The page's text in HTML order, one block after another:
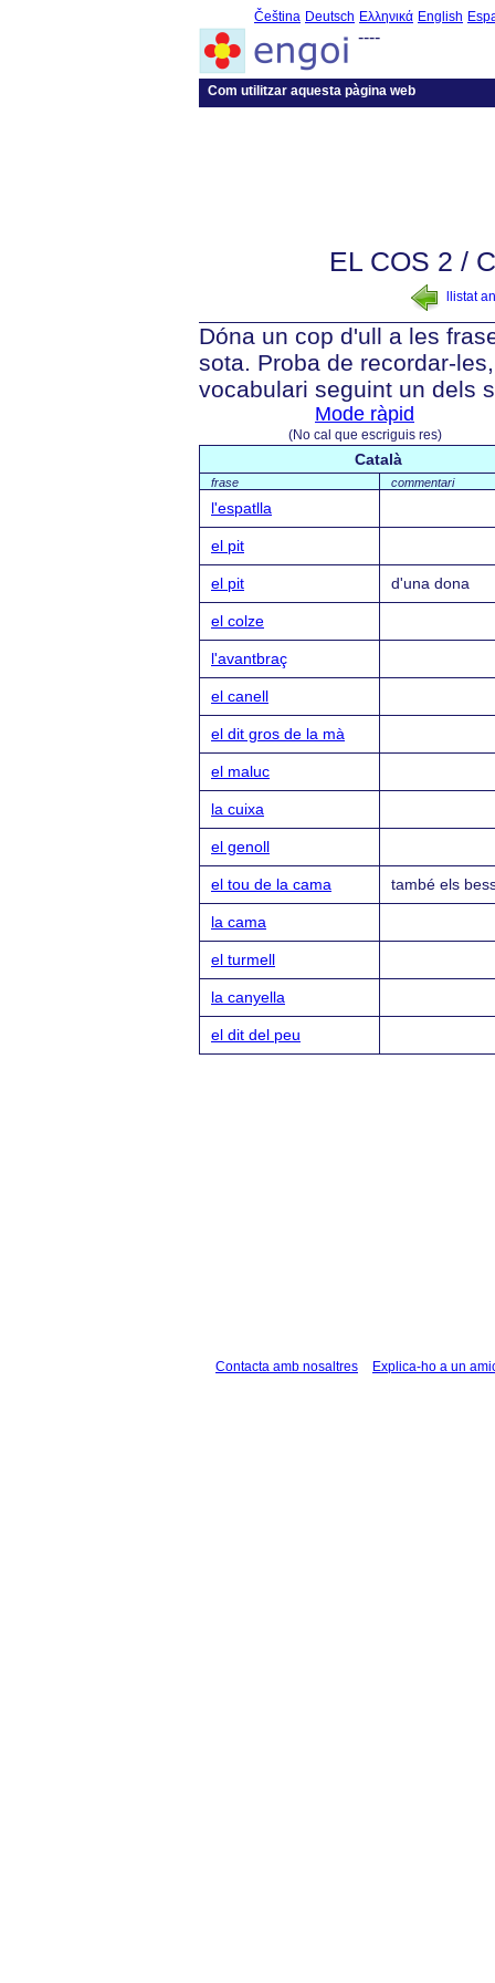
Čeština Deutsch Ελληνικά English
----
Com utilitzar aquesta pàgina web
EL COS 2 /
llistat
Dóna un cop d'ull a les
sota. Proba de recordar-
vocabulari seguint un dels
Mode ràpid
(No cal que escriguis res)
Català
frase commentari
l'espatlla
el pit
el pit d'una dona
el colze
l'avantbraç
el canell
el dit gros de la mà
el maluc
la cuixa
el genoll
el tou de la cama també els
la cama
el turmell
la canyella
el dit del peu
Contacta amb nosaltres Explica-ho a un